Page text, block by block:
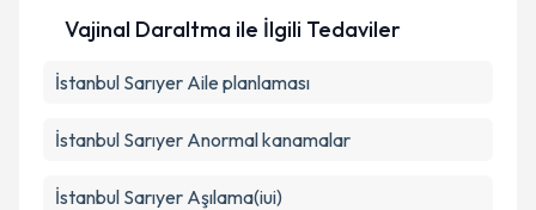
Vajinal Daraltma ile İlgili Tedaviler
İstanbul Sarıyer Aile planlaması
İstanbul Sarıyer Anormal kanamalar
İstanbul Sarıyer Aşılama(iui)